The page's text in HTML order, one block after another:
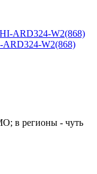
ARD324-W2(868)
в регионы - чуть